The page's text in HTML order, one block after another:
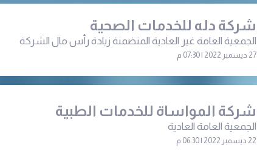
شركة دله للخدمات الصحية
الجمعية العامة غير العادية المتضمنة زيادة رأس مال الشركة
27 ديسمبر 2022 | 07:30 م
شركة المواساة للخدمات الطبية
الجمعية العامة العادية
22 ديسمبر 2022 | 06:30 م